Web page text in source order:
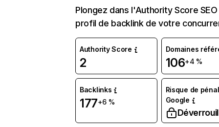
Plongez dans l'Authority Score
profil de backlink de votre
Authority Score
2
Domaines
106+4 %
Backlinks
177+6 %
Risque de
Google